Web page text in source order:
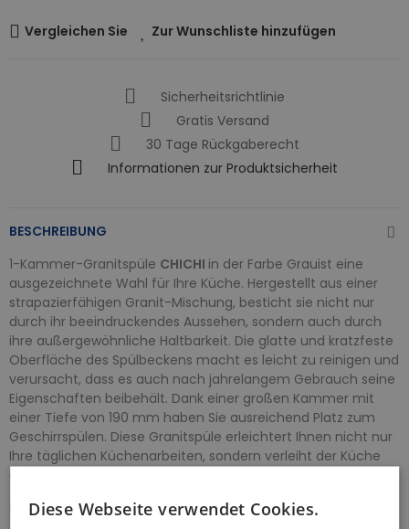
Vergleichen Sie Zur Wunschliste hinzufügen
Sicherheitsrichtlinie
Gratis Versand
30 Tage Rückgaberecht
Informationen zur Produktsicherheit
BESCHREIBUNG
1-Kammer-Granitspüle CHICHI in der Farbe Grauist eine
ausgezeichnete Wahl für Ihre Küche. Hergestellt aus einer
strapazierfähigen Granit-Mischung, besticht sie nicht nur
durch ihr beeindruckendes Aussehen, sondern auch durch
ihre außergewöhnliche Haltbarkeit. Die glatte und kratzfeste
Oberfläche des Spülbeckens macht es leicht zu reinigen und
verursacht, dass es auch nach jahrelangem Gebrauch seine
Eigenschaften beibehält. Dank einer großen Kammer mit
einer Tiefe von 190 mm haben Sie ausreichend Platz zum
Geschirrspülen. Diese Granitspüle erleichtert Ihnen nicht nur
Ihre täglichen Küchenarbeiten, sondern verleiht der Küche
Merkmale der Spüle:
Diese Webseite verwendet Cookies.